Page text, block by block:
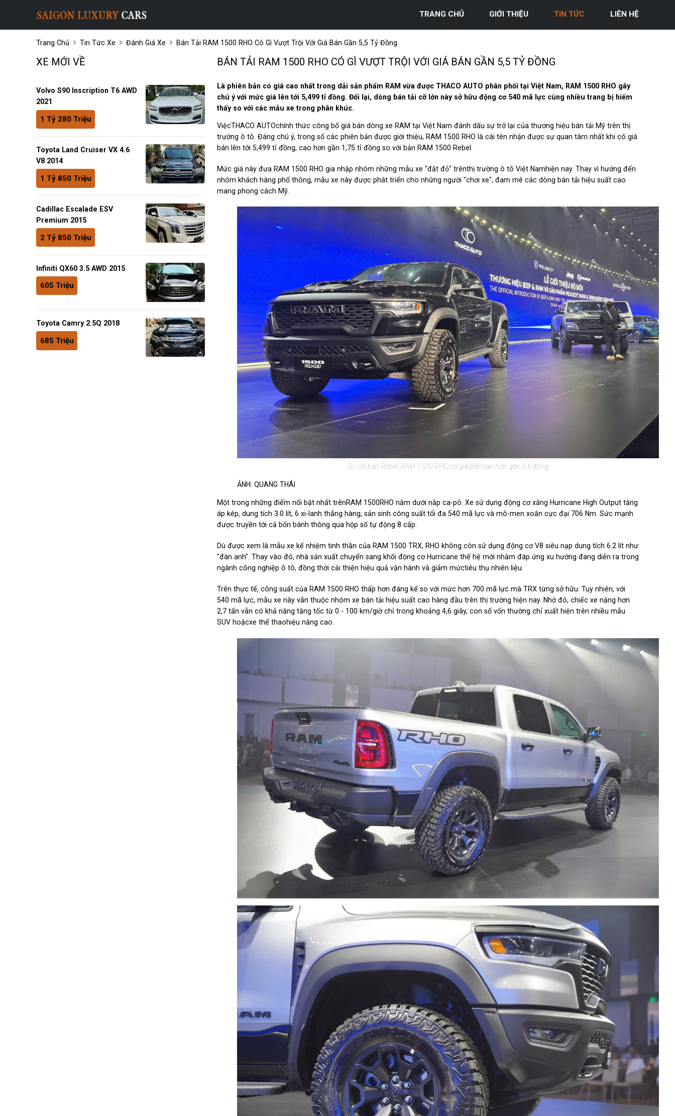
TRANG CHỦ GIỚI THIỆU TIN TỨC LIÊN HỆ
Trang Chủ Tin Tức Xe Đánh Giá Xe Bán Tải RAM 1500 RHO Có Gì Vượt Trội Với Giá Bán Gần 5,5 Tỷ Đồng
BÁN TẢI RAM 1500 RHO CÓ GÌ VƯỢT TRỘI VỚI GIÁ BÁN GẦN 5,5 TỶ ĐỒNG
Là phiên bản có giá cao nhất trong dải sản phẩm RAM vừa được THACO AUTO phân phối tại Việt Nam, RAM 1500 RHO gây
chú ý với mức giá lên tới 5,499 tỉ đồng. Đổi lại, dòng bán tải cỡ lớn này sở hữu động cơ 540 mã lực cùng nhiều trang bị hiếm
thấy so với các mẫu xe trong phân khúc.
ViệcTHACO AUTOchính thức công bố giá bán dòng xe RAM tại Việt Nam đánh dấu sự trở lại của thương hiệu bán tải Mỹ trên thị
trường ô tô. Đáng chú ý, trong số các phiên bản được giới thiệu, RAM 1500 RHO là cái tên nhận được sự quan tâm nhất khi có giá
bán lên tới 5,499 tỉ đồng, cao hơn gần 1,75 tỉ đồng so với bản RAM 1500 Rebel.
Mức giá này đưa RAM 1500 RHO gia nhập nhóm những mẫu xe "đắt đỏ" trênthị trường ô tô Việt Namhiện nay. Thay vì hướng đến
nhóm khách hàng phổ thông, mẫu xe này được phát triển cho những người "chơi xe", đam mê các dòng bán tải hiệu suất cao
mang phong cách Mỹ.
So với bản Rebel, RAM 1500 RHO có giá bán cao hơn gần 2 tỉ đồng
ẢNH: QUANG THÁI
Một trong những điểm nổi bật nhất trênRAM 1500RHO nằm dưới nắp ca-pô. Xe sử dụng động cơ xăng Hurricane High Output tăng
áp kép, dung tích 3.0 lít, 6 xi-lanh thẳng hàng, sản sinh công suất tối đa 540 mã lực và mô-men xoắn cực đại 706 Nm. Sức mạnh
được truyền tới cả bốn bánh thông qua hộp số tự động 8 cấp.
Dù được xem là mẫu xe kế nhiệm tinh thần của RAM 1500 TRX, RHO không còn sử dụng động cơ V8 siêu nạp dung tích 6.2 lít như
"đàn anh". Thay vào đó, nhà sản xuất chuyển sang khối động cơ Hurricane thế hệ mới nhằm đáp ứng xu hướng đang diễn ra trong
ngành công nghiệp ô tô, đồng thời cải thiện hiệu quả vận hành và giảm mứctiêu thụ nhiên liệu.
Trên thực tế, công suất của RAM 1500 RHO thấp hơn đáng kể so với mức hơn 700 mã lực mà TRX từng sở hữu. Tuy nhiên, với
540 mã lực, mẫu xe này vẫn thuộc nhóm xe bán tải hiệu suất cao hàng đầu trên thị trường hiện nay. Nhờ đó, chiếc xe nặng hơn
2,7 tấn vẫn có khả năng tăng tốc từ 0 - 100 km/giờ chỉ trong khoảng 4,6 giây, con số vốn thường chỉ xuất hiện trên nhiều mẫu
SUV hoặcxe thể thaohiệu năng cao.
XE MỚI VỀ
Volvo S90 Inscription T6 AWD
2021
1 Tỷ 280 Triệu
Toyota Land Cruiser VX 4.6
V8 2014
1 Tỷ 850 Triệu
Cadillac Escalade ESV
Premium 2015
2 Tỷ 850 Triệu
Infiniti QX60 3.5 AWD 2015
605 Triệu
Toyota Camry 2.5Q 2018
685 Triệu